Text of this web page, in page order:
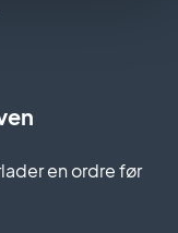
en ordre før